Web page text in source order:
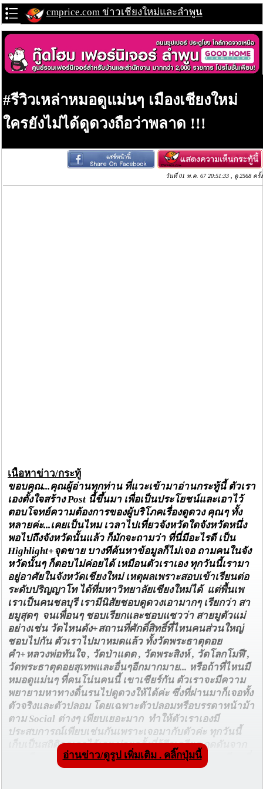
cmprice.com ข่าวเชียงใหม่และลำพูน
#รีวิวเหล่าหมอดูแม่นๆ เมืองเชียงใหม่
ใครยังไม่ได้ดูดวงถือว่าพลาด !!!
วันที่ 01 พ.ค. 67 20:51:33 , ดู 2568 ครั้ง
เนื้อหาข่าว/กระทู้
ขอบคุณ...คุณผู้อ่านทุกท่าน ที่แวะเข้ามาอ่านกระทู้นี้ ตัวเรา
เองตั้งใจสร้างPost นี้ขึ้นมา เพื่อเป็นประโยชน์และเอาไว้
ตอบโจทย์ความต้องการของผู้บริโภคเรื่องดูดวง คุณๆ ทั้ง
หลายค่ะ...เคยเป็นไหม เวลาไปเที่ยวจังหวัดใดจังหวัดหนึ่ง
พอไปถึงจังหวัดนั้นแล้ว ก็มักจะถามว่า ที่นี่มีอะไรดี เป็น
Highlight+จุดขาย บางทีค้นหาข้อมูลก็ไม่เจอ ถามคนในจัง
หวัดนั้นๆ ก็ตอบไม่ค่อยได้ เหมือนตัวเราเอง ทุกวันนี้เรามา
อยู่อาศัยในจังหวัดเชียงใหม่ เหตุผลเพราะสอบเข้าเรียนต่อ
ระดับปริญญาโท ได้ที่มหาวิทยาลัยเชียงใหม่ได้ แต่พื้นเพ
เราเป็นคนชลบุรี เรามีนิสัยชอบดูดวงเอามากๆ เรียกว่า สา
ยมูสุดๆ จนเพื่อนๆ ชอบเรียกและชอบแซวว่า สายมูตัวแม่
อย่างเช่น วัดไหนดัง+สถานที่ศักดิ์สิทธิ์ที่ไหนคนส่วนใหญ่
ชอบไปกัน ตัวเราไปมาหมดแล้ว ทั้งวัดพระธาตุดอย
คำ+หลวงพ่อทันใจ , วัดป่าแดด , วัดพระสิงห์ , วัดโลกโมฬี ,
วัดพระธาตุดอยสุเทพและอื่นๆอีกมากมาย... หรือถ้าที่ไหนมี
หมอดูแม่นๆ ที่คนโน่นคนนี้ เขาเชียร์กัน ตัวเราจะมีความ
พยายามหาทางดิ้นรนไปดูดวงให้ได้ค่ะ ซึ่งที่ผ่านมาก็เจอทั้ง
ตัวจริงและตัวปลอม โดยเฉพาะตัวปลอมหรือบรรดาหน้าม้า
ตาม Social ต่างๆ เพียบเยอะมาก ทำให้ตัวเราเองมี
ประสบการณ์เพียบเช่นกันเพราะเจอมากับตัวค่ะ ทุกวันนี้
เก็บเป็นสถิติจดเอาไว้เลย บ่อยครั้งที่รู้สึกเครียด กดดันจาก
การเรียน หรือมีปัญหาครอบครัว วันไหนไม่มีตารางเรียนที่
มหาวิทยาลัย ก็มักจะชวนเพื่อนไปดูดวงกับหมอดูเจ้า
อ่านข่าว/ดูรูป เพิ่มเติม . คลิ๊กปุ่มนี้